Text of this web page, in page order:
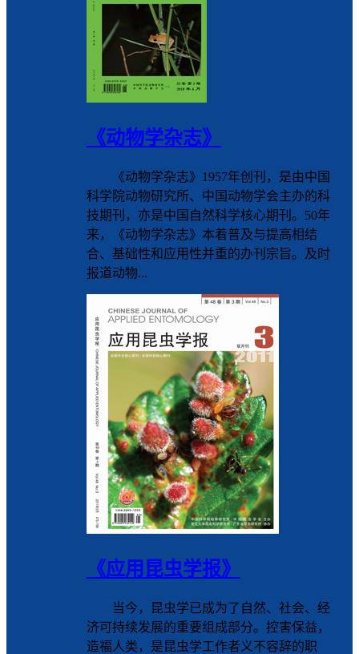
《动物学杂志》
《动物学杂志》1957年创刊，是由中国
科学院动物研究所、中国动物学会主办的科
技期刊，亦是中国自然科学核心期刊。50年
来，《动物学杂志》本着普及与提高相结
合、基础性和应用性并重的办刊宗旨。及时
报道动物...
《应用昆虫学报》
当今，昆虫学已成为了自然、社会、经
济可持续发展的重要组成部分。控害保益，
造福人类，是昆虫学工作者义不容辞的职